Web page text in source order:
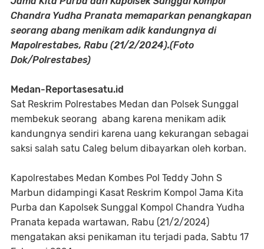
Chandra Yudha Pranata memaparkan penangkapan
seorang abang menikam adik kandungnya di
Mapolrestabes, Rabu (21/2/2024).(Foto
Dok/Polrestabes)
Medan-Reportasesatu.id
Sat Reskrim Polrestabes Medan dan Polsek Sunggal
membekuk seorang abang karena menikam adik
kandungnya sendiri karena uang kekurangan sebagai
saksi salah satu Caleg belum dibayarkan oleh korban.
Kapolrestabes Medan Kombes Pol Teddy John S
Marbun didampingi Kasat Reskrim Kompol Jama Kita
Purba dan Kapolsek Sunggal Kompol Chandra Yudha
Pranata kepada wartawan, Rabu (21/2/2024)
mengatakan aksi penikaman itu terjadi pada, Sabtu 17